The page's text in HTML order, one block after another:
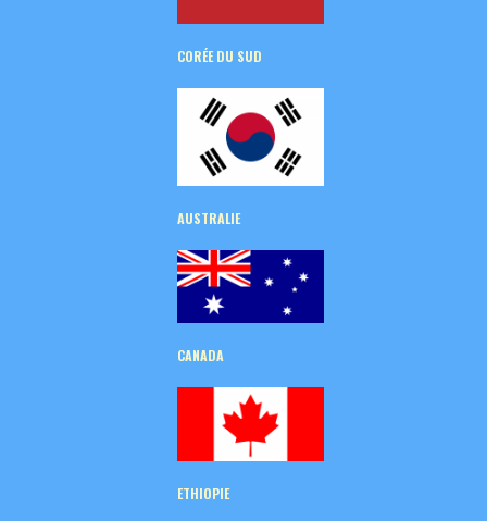
CORÉEDU SUD
AUSTRALIE
CANADA
ETHIOPIE